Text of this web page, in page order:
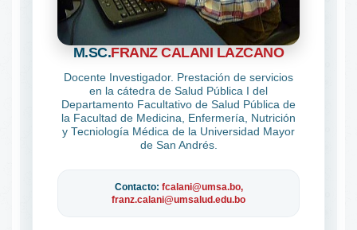
M.SC.FRANZ CALANI LAZCANO
Docente Investigador. Prestación de servicios
en la cátedra de Salud Pública I del
Departamento Facultativo de Salud Pública de
la Facultad de Medicina, Enfermería, Nutrición
y Tecniología Médica de la Universidad Mayor
de San Andrés.
Contacto: fcalani@umsa.bo,
franz.calani@umsalud.edu.bo